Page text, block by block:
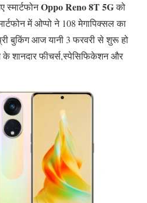
Oppo Reno 8T 5Gको
में ओप्पो ने 108 मेगापिक्सल का
बुकिंग आज यानी 3 फरवरी से शुरू हो
शानदार फीचर्स,स्पेसिफिकेशन और